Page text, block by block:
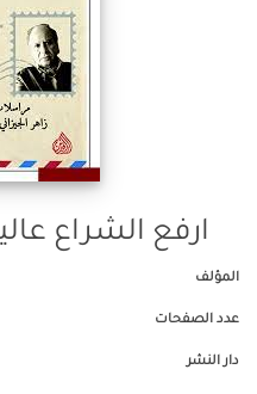
ارفع الشراع
المؤلف
عدد الصفحات
دار النشر